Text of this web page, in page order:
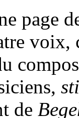
page
voix,
de